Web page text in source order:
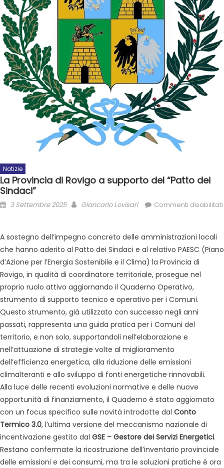
Notizie
La Provincia di Rovigo a supporto del “Patto dei
Sindaci”
3 Settembre 2025 Giancarlo Lovisari Commenti disabilitati
A sostegno dell’impegno concreto delle amministrazioni locali
che hanno aderito al Patto dei Sindaci e al relativo PAESC (Piano
d’Azione per l’Energia Sostenibile e il Clima) la Provincia di
Rovigo, in qualità di coordinatore territoriale, prosegue nel
proprio ruolo attivo aggiornando il Quaderno Operativo,
strumento di supporto tecnico e operativo per i Comuni.
Questo strumento, già utilizzato con successo negli anni
passati, rappresenta una guida pratica per i Comuni del
territorio, e non solo, supportandoli nell’elaborazione e
nell’attuazione di strategie volte al miglioramento
dell’efficienza energetica, alla riduzione delle emissioni
climalteranti e allo sviluppo di fonti energetiche rinnovabili.
Alla luce delle recenti evoluzioni normative e delle nuove
opportunità di finanziamento, il Quaderno è stato aggiornato
con un focus specifico sulle novità introdotte dal Conto
Termico 3.0, l’ultima versione del meccanismo nazionale di
incentivazione gestito dal GSE – Gestore dei Servizi Energetici.
Restano confermate la ricostruzione dell’inventario provinciale
delle emissioni e dei consumi, ma tra le soluzioni pratiche è ora